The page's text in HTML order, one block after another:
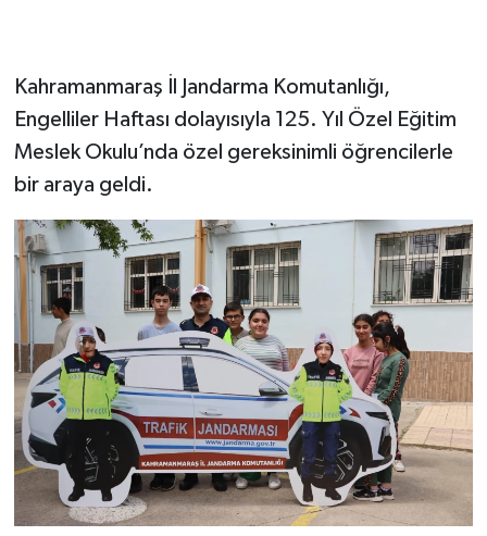
Kahramanmaraş İl Jandarma Komutanlığı,
Engelliler Haftası dolayısıyla 125. Yıl Özel Eğitim
Meslek Okulu’nda özel gereksinimli öğrencilerle
bir araya geldi.
KADIN-AİLE
MEDYA
SEÇİM 2011
ÜÇÜNCÜ SAYFA
BİLİMNET
Yemek
SİVİL TOPLUM